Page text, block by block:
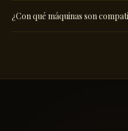
de la máquina es completar 12
cancelar en cualquier
¿Con qué máquinas son